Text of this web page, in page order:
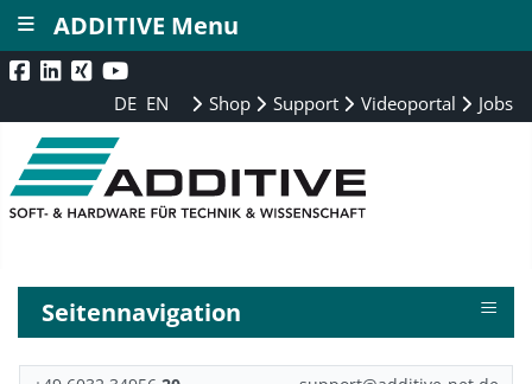
DE EN Shop Support Videoportal Jobs
Seitennavigation ≡
ADDITIVE Menu
≡